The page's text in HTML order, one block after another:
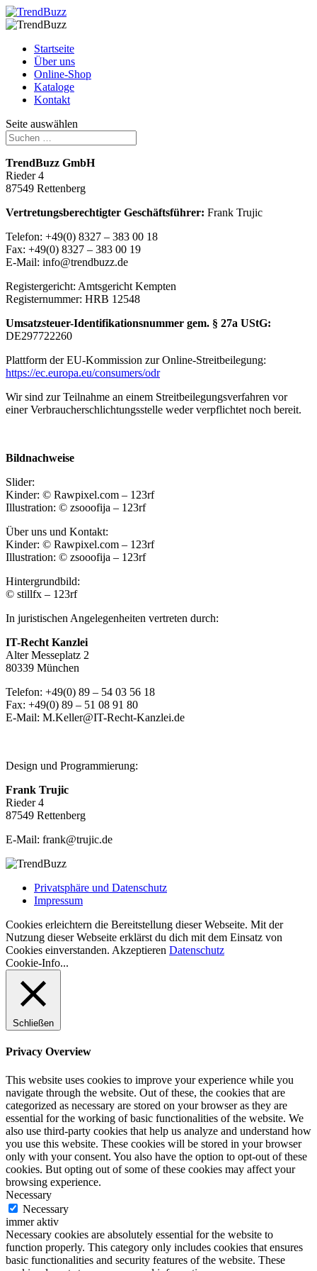
Startseite
Über uns
Online-Shop
Kataloge
Kontakt
Seite auswählen
TrendBuzz GmbH
Rieder 4
87549 Rettenberg
Vertretungsberechtigter Geschäftsführer: Frank Trujic
Telefon: +49(0) 8327 – 383 00 18
Fax: +49(0) 8327 – 383 00 19
E-Mail: info@trendbuzz.de
Registergericht: Amtsgericht Kempten
Registernummer: HRB 12548
Umsatzsteuer-Identifikationsnummer gem. § 27a UStG:
DE297722260
Plattform der EU-Kommission zur Online-Streitbeilegung:
https://ec.europa.eu/consumers/odr
Wir sind zur Teilnahme an einem Streitbeilegungsverfahren vor
einer Verbraucherschlichtungsstelle weder verpflichtet noch bereit.
Bildnachweise
Slider:
Kinder: © Rawpixel.com – 123rf
Illustration: © zsooofija – 123rf
Über uns und Kontakt:
Kinder: © Rawpixel.com – 123rf
Illustration: © zsooofija – 123rf
Hintergrundbild:
© stillfx – 123rf
In juristischen Angelegenheiten vertreten durch:
IT-Recht Kanzlei
Alter Messeplatz 2
80339 München
Telefon: +49(0) 89 – 54 03 56 18
Fax: +49(0) 89 – 51 08 91 80
E-Mail: M.Keller@IT-Recht-Kanzlei.de
Design und Programmierung:
Frank Trujic
Rieder 4
87549 Rettenberg
E-Mail: frank@trujic.de
Privatsphäre und Datenschutz
Impressum
Cookies erleichtern die Bereitstellung dieser Webseite. Mit der
Nutzung dieser Webseite erklärst du dich mit dem Einsatz von
Cookies einverstanden. Akzeptieren Datenschutz
Cookie-Info...
Schließen
Privacy Overview
This website uses cookies to improve your experience while you
navigate through the website. Out of these, the cookies that are
categorized as necessary are stored on your browser as they are
essential for the working of basic functionalities of the website. We
also use third-party cookies that help us analyze and understand how
you use this website. These cookies will be stored in your browser
only with your consent. You also have the option to opt-out of these
cookies. But opting out of some of these cookies may affect your
browsing experience.
Necessary
Necessary
immer aktiv
Necessary cookies are absolutely essential for the website to
function properly. This category only includes cookies that ensures
basic functionalities and security features of the website. These